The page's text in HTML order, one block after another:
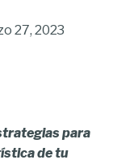
27, 2023
para
de tu